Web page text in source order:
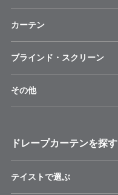
カーテン
ブラインド・スクリーン
その他
ドレープカーテンを探す
テイストで選ぶ